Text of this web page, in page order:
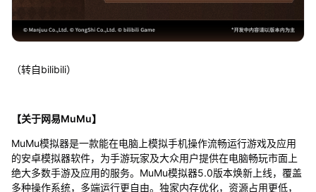
（转自bilibili）
【关于网易MuMu】
MuMu模拟器是一款能在电脑上模拟手机操作流畅运行游戏及应用
的安卓模拟器软件，为手游玩家及大众用户提供在电脑畅玩市面上
绝大多数手游及应用的服务。MuMu模拟器5.0版本焕新上线，覆盖
多种操作系统，多端运行更自由。独家内存优化，资源占用更低，